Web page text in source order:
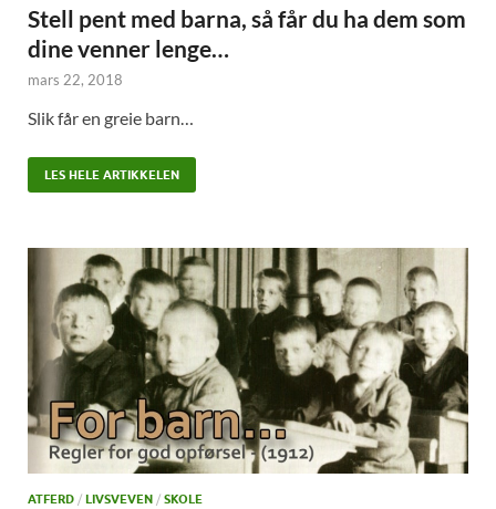
Stell pent med barna, så får du ha dem som
dine venner lenge…
mars 22, 2018
Slik får en greie barn…
LES HELE ARTIKKELEN
ATFERD / LIVSVEVEN / SKOLE